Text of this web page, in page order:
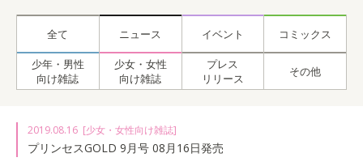
全て ニュース イベント コミックス
少年・男性
向け雑誌
少女・女性
向け雑誌
プレス
リリース
その他
2019.08.16 [少女・女性向け雑誌]
プリンセスGOLD 9月号 08月16日発売